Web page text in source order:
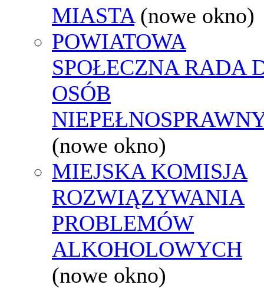
MIASTA (nowe okno)
POWIATOWA
SPOŁECZNA RADA
OSÓB
(nowe okno)
MIEJSKA KOMISJA
ROZWIĄZYWANIA
PROBLEMÓW
ALKOHOLOWYCH
(nowe okno)